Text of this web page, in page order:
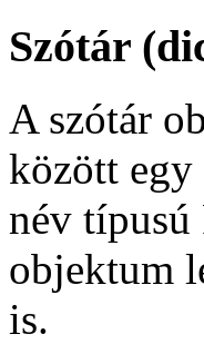
Szótár
A szótár
között egy
név típusú
objektum
is.